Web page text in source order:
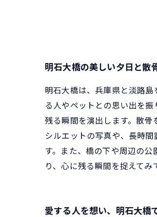
明石大橋の美しい夕日と散
明石大橋は、兵庫県と淡路
る人やペットとの思い出を
残る瞬間を演出します。散
シルエットの写真や、長時
す。また、橋の下や周辺の
り、心に残る瞬間を捉えてみ
愛する人を想い、明石大橋